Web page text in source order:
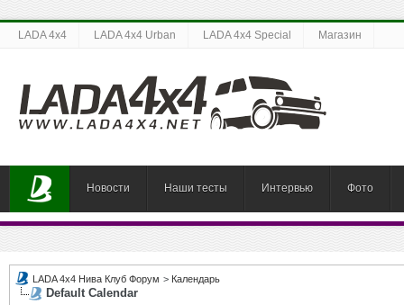
LADA 4x4 LADA 4x4 Urban LADA 4x4 Special Магазин
Новости Наши тесты Интервью Фото
LADA 4x4 Нива Клуб Форум > Календарь
Default Calendar